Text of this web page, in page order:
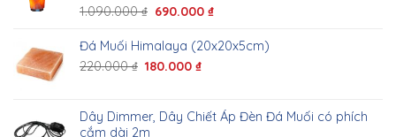
1.090.000₫ 690.000₫
Đá Muối Himalaya (20x20x5cm)
220.000₫ 180.000₫
Dây Dimmer, Dây Chiết Áp Đèn Đá Muối có phích
cắm dài 2m